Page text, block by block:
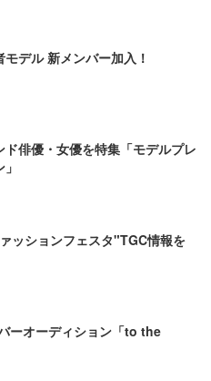
デル 新メンバー加入！
ド俳優・女優を特集「モデルプレ
ッションフェスタ"TGC情報を
ーオーディション「to the